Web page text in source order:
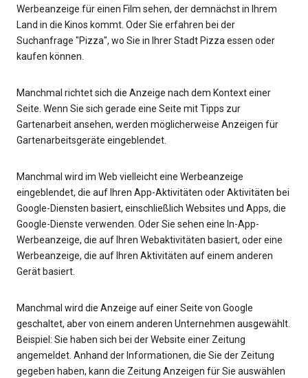
Werbeanzeige für einen Film sehen, der demnächst in Ihrem
Land in die Kinos kommt. Oder Sie erfahren bei der
Suchanfrage "Pizza", wo Sie in Ihrer Stadt Pizza essen oder
kaufen können.
Manchmal richtet sich die Anzeige nach dem Kontext einer
Seite. Wenn Sie sich gerade eine Seite mit Tipps zur
Gartenarbeit ansehen, werden möglicherweise Anzeigen für
Gartenarbeitsgeräte eingeblendet.
Manchmal wird im Web vielleicht eine Werbeanzeige
eingeblendet, die auf Ihren App-Aktivitäten oder Aktivitäten bei
Google-Diensten basiert, einschließlich Websites und Apps, die
Google-Dienste verwenden. Oder Sie sehen eine In-App-
Werbeanzeige, die auf Ihren Webaktivitäten basiert, oder eine
Werbeanzeige, die auf Ihren Aktivitäten auf einem anderen
Gerät basiert.
Manchmal wird die Anzeige auf einer Seite von Google
geschaltet, aber von einem anderen Unternehmen ausgewählt.
Beispiel: Sie haben sich bei der Website einer Zeitung
angemeldet. Anhand der Informationen, die Sie der Zeitung
gegeben haben, kann die Zeitung Anzeigen für Sie auswählen